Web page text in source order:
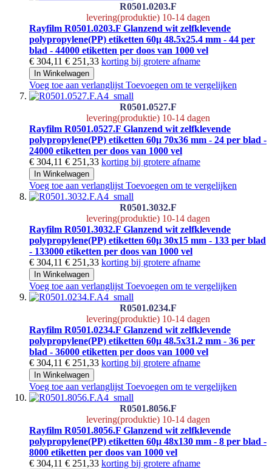
R0501.0203.F
levering(produktie) 10-14 dagen
Rayfilm R0501.0203.F Glanzend wit zelfklevende
polypropylene(PP) etiketten 60µ 48.5x25.4 mm - 44 per
blad - 44000 etiketten per doos van 1000 vel
€ 304,11 € 251,33 korting bij grotere afname
In Winkelwagen
Voeg toe aan verlanglijst Toevoegen om te vergelijken
R0501.0527.F
levering(produktie) 10-14 dagen
Rayfilm R0501.0527.F Glanzend wit zelfklevende
polypropylene(PP) etiketten 60µ 70x36 mm - 24 per blad -
24000 etiketten per doos van 1000 vel
€ 304,11 € 251,33 korting bij grotere afname
In Winkelwagen
Voeg toe aan verlanglijst Toevoegen om te vergelijken
R0501.3032.F
levering(produktie) 10-14 dagen
Rayfilm R0501.3032.F Glanzend wit zelfklevende
polypropylene(PP) etiketten 60µ 30x15 mm - 133 per blad
- 133000 etiketten per doos van 1000 vel
€ 304,11 € 251,33 korting bij grotere afname
In Winkelwagen
Voeg toe aan verlanglijst Toevoegen om te vergelijken
R0501.0234.F
levering(produktie) 10-14 dagen
Rayfilm R0501.0234.F Glanzend wit zelfklevende
polypropylene(PP) etiketten 60µ 48.5x31.2 mm - 36 per
blad - 36000 etiketten per doos van 1000 vel
€ 304,11 € 251,33 korting bij grotere afname
In Winkelwagen
Voeg toe aan verlanglijst Toevoegen om te vergelijken
R0501.8056.F
levering(produktie) 10-14 dagen
Rayfilm R0501.8056.F Glanzend wit zelfklevende
polypropylene(PP) etiketten 60µ 48x130 mm - 8 per blad -
8000 etiketten per doos van 1000 vel
€ 304,11 € 251,33 korting bij grotere afname